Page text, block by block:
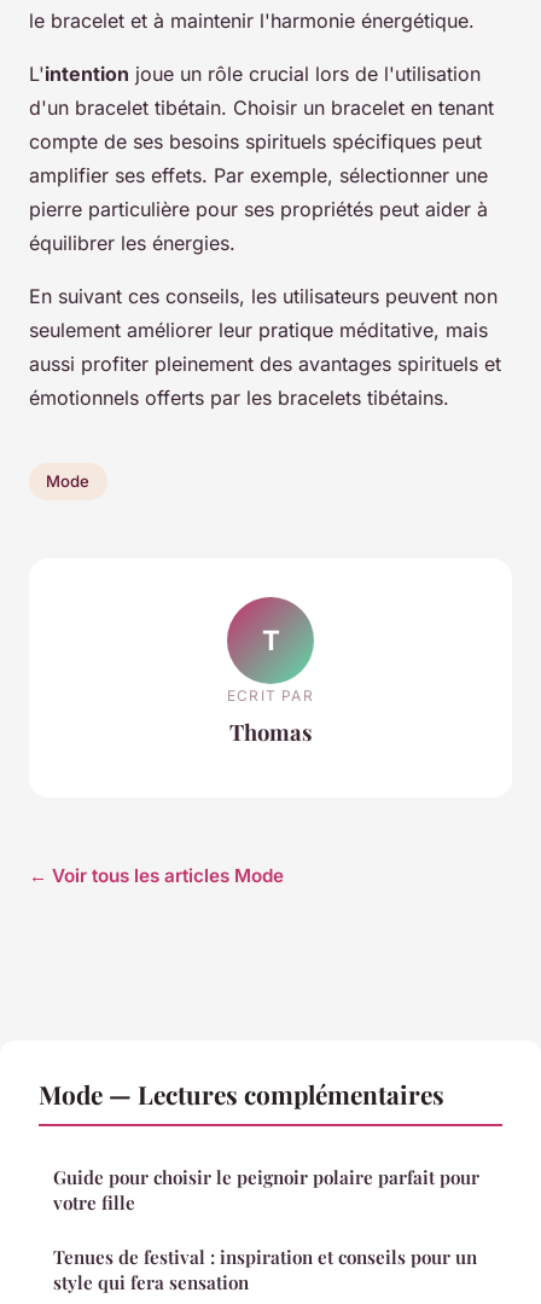
le bracelet et à maintenir l'harmonie énergétique.
L'intention joue un rôle crucial lors de l'utilisation
d'un bracelet tibétain. Choisir un bracelet en tenant
compte de ses besoins spirituels spécifiques peut
amplifier ses effets. Par exemple, sélectionner une
pierre particulière pour ses propriétés peut aider à
équilibrer les énergies.
En suivant ces conseils, les utilisateurs peuvent non
seulement améliorer leur pratique méditative, mais
aussi profiter pleinement des avantages spirituels et
émotionnels offerts par les bracelets tibétains.
Mode
T
ECRIT PAR
Thomas
← Voir tous les articles Mode
Mode — Lectures complémentaires
Guide pour choisir le peignoir polaire parfait pour
votre fille
Tenues de festival : inspiration et conseils pour un
style qui fera sensation